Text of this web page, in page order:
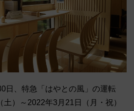
日、特急「はやとの風」の運転
）～2022年3月21日（月・祝）